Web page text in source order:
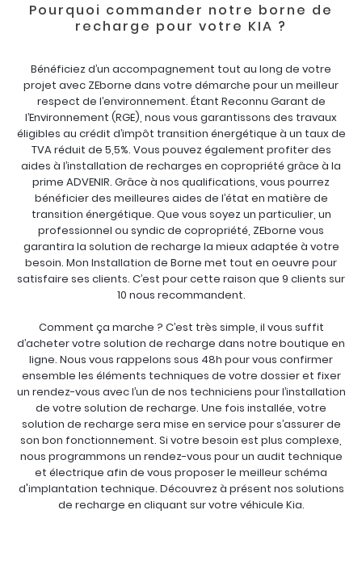
Pourquoi commander notre borne de
recharge pour votre KIA ?
Bénéficiez d’un accompagnement tout au long de votre
projet avec ZEborne dans votre démarche pour un meilleur
respect de l’environnement. Étant Reconnu Garant de
l’Environnement (RGE), nous vous garantissons des travaux
éligibles au crédit d’impôt transition énergétique à un taux de
TVA réduit de 5,5%. Vous pouvez également profiter des
aides à l’installation de recharges en copropriété grâce à la
prime ADVENIR. Grâce à nos qualifications, vous pourrez
bénéficier des meilleures aides de l’état en matière de
transition énergétique. Que vous soyez un particulier, un
professionnel ou syndic de copropriété, ZEborne vous
garantira la solution de recharge la mieux adaptée à votre
besoin. Mon Installation de Borne met tout en oeuvre pour
satisfaire ses clients. C’est pour cette raison que 9 clients sur
10 nous recommandent.
Comment ça marche ? C’est très simple, il vous suffit
d’acheter votre solution de recharge dans notre boutique en
ligne. Nous vous rappelons sous 48h pour vous confirmer
ensemble les éléments techniques de votre dossier et fixer
un rendez-vous avec l’un de nos techniciens pour l’installation
de votre solution de recharge. Une fois installée, votre
solution de recharge sera mise en service pour s’assurer de
son bon fonctionnement. Si votre besoin est plus complexe,
nous programmons un rendez-vous pour un audit technique
et électrique afin de vous proposer le meilleur schéma
d'implantation technique. Découvrez à présent nos solutions
de recharge en cliquant sur votre véhicule Kia.